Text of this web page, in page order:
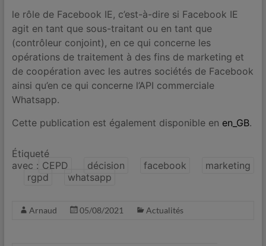
le rôle de Facebook IE, c’est-à-dire si Facebook IE
agit en tant que sous-traitant ou en tant que
(contrôleur conjoint), en ce qui concerne les
opérations de traitement à des fins de marketing et
de coopération avec les autres sociétés de Facebook
ainsi qu’en ce qui concerne l’API commerciale
Whatsapp.
Cette publication est également disponible en en_GB.
Étiqueté
avec : CEPD décision facebook
marketing
rgpd
whatsapp
Arnaud 05/08/2021 Actualités